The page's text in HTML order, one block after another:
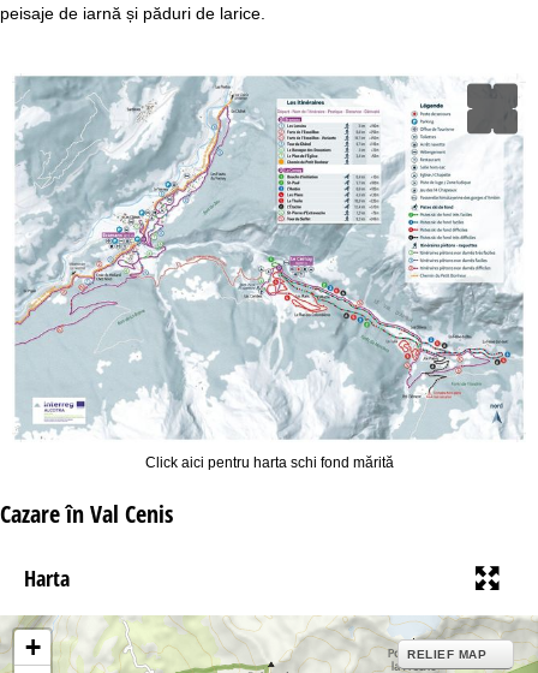
peisaje de iarnă și păduri de larice.
Click aici pentru harta schi fond mărită
Cazare în Val Cenis
Harta
+ RELIEF MAP